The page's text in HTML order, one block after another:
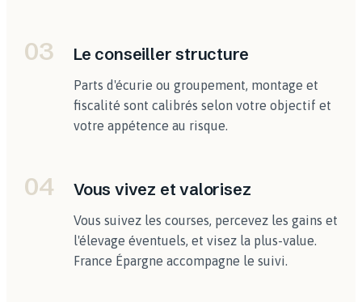
03 Le conseiller structure
Parts d'écurie ou groupement, montage et
fiscalité sont calibrés selon votre objectif et
votre appétence au risque.
04 Vous vivez et valorisez
Vous suivez les courses, percevez les gains et
l'élevage éventuels, et visez la plus-value.
France Épargne accompagne le suivi.